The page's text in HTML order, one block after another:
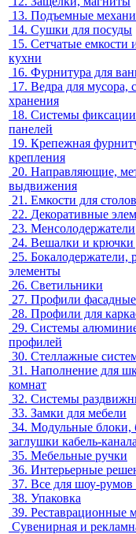
13. Подъемные
14. Сушки для посуды
15. Сетчатые емкости
кухни
16. Фурнитура для
17. Ведра для мусора,
хранения
18. Системы фиксации
панелей
19. Крепежная
крепления
20. Направляющие,
выдвижения
21. Емкости для
22. Декоративные
23. Менсолодержатели
24. Вешалки и крючки
25. Бокалодержатели,
элементы
26. Светильники
27. Профили
28. Профили для
29. Системы
профилей
30. Стеллажные
31. Наполнение для
комнат
32. Системы
33. Замки для мебели
34. Модульные блоки,
заглушки кабель-канала
35. Мебельные ручки
36. Интерьерные
37. Все для шоу-румов
38. Упаковка
39. Реставрационные
Сувенирная и